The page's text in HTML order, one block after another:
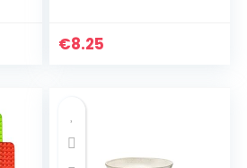
glitter
€8.25